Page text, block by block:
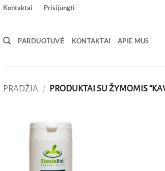
Kontaktai Prisijungti
PARDUOTUVĖ KONTAKTAI APIE MUS
PRADŽIA / PRODUKTAI SU ŽYMOMIS